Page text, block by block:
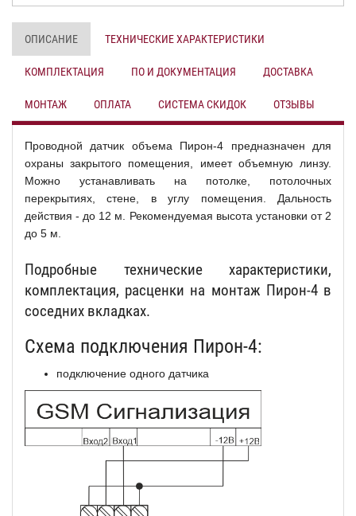
ОПИСАНИЕ ТЕХНИЧЕСКИЕ ХАРАКТЕРИСТИКИ
КОМПЛЕКТАЦИЯ ПО И ДОКУМЕНТАЦИЯ ДОСТАВКА
МОНТАЖ ОПЛАТА СИСТЕМА СКИДОК ОТЗЫВЫ
Проводной датчик объема Пирон-4 предназначен для
охраны закрытого помещения, имеет объемную линзу.
Можно устанавливать на потолке, потолочных
перекрытиях, стене, в углу помещения. Дальность
действия - до 12 м. Рекомендуемая высота установки от 2
до 5 м.
Подробные технические характеристики,
комплектация, расценки на монтаж Пирон-4 в
соседних вкладках.
Схема подключения Пирон-4:
подключение одного датчика